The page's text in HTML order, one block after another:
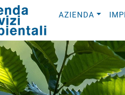
AZIENDA